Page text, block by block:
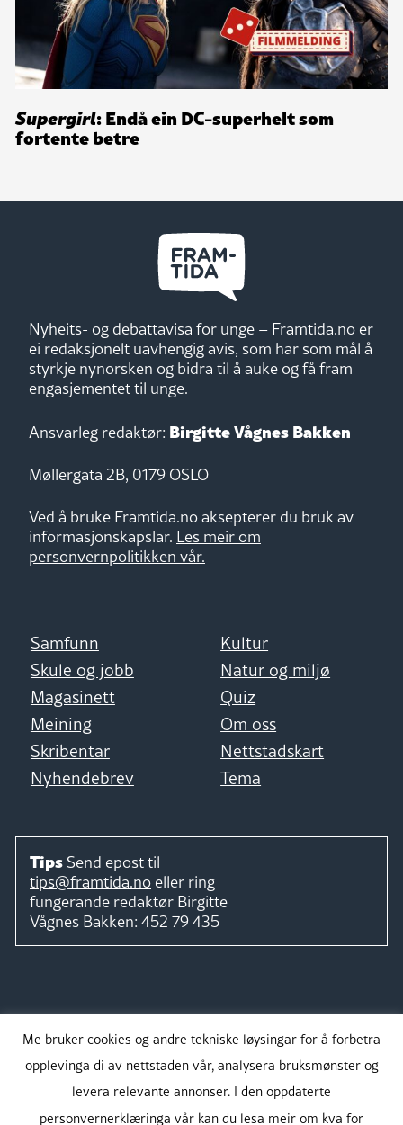
Supergirl: Endå ein DC-superhelt som
fortente betre
Nyheits- og debattavisa for unge – Framtida.no er
ei redaksjonelt uavhengig avis, som har som mål å
styrkje nynorsken og bidra til å auke og få fram
engasjementet til unge.
Ansvarleg redaktør: Birgitte Vågnes Bakken
Møllergata 2B, 0179 OSLO
Ved å bruke Framtida.no aksepterer du bruk av
informasjonskapslar. Les meir om
personvernpolitikken vår.
Samfunn
Kultur
Skule og jobb
Natur og miljø
Magasinett
Quiz
Meining
Om oss
Skribentar
Nettstadskart
Nyhendebrev
Tema
Tips Send epost til
tips@framtida.no eller ring
fungerande redaktør Birgitte
Vågnes Bakken: 452 79 435
Me bruker cookies og andre tekniske løysingar for å forbetra
opplevinga di av nettstaden vår, analysera bruksmønster og
levera relevante annonser. I den oppdaterte
personvernerklæringa vår kan du lesa meir om kva for